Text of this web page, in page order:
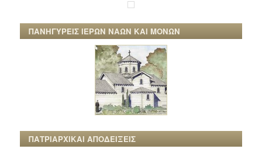
ΠΑΝΗΓΥΡΕΙΣ ΙΕΡΩΝ ΝΑΩΝ ΚΑΙ ΜΟΝΩΝ
ΠΑΤΡΙΑΡΧΙΚΑΙ ΑΠΟΔΕΙΞΕΙΣ